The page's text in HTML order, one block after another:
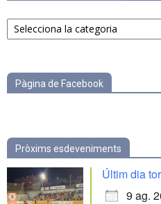
Notícies
per
Pàgina de Facebook
Pròxims esdeveniments
Últim dia
9 ag.